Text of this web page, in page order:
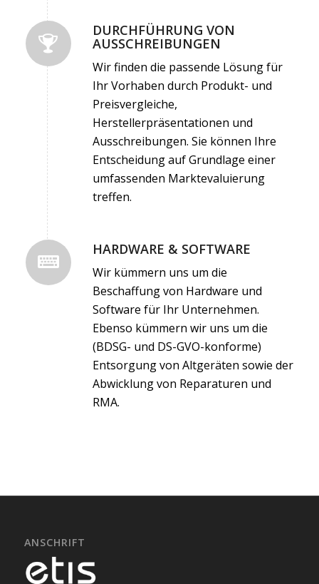
DURCHFÜHRUNG VON
AUSSCHREIBUNGEN
Wir finden die passende Lösung für
Ihr Vorhaben durch Produkt- und
Preisvergleiche,
Herstellerpräsentationen und
Ausschreibungen. Sie können Ihre
Entscheidung auf Grundlage einer
umfassenden Marktevaluierung
treffen.
HARDWARE & SOFTWARE
Wir kümmern uns um die
Beschaffung von Hardware und
Software für Ihr Unternehmen.
Ebenso kümmern wir uns um die
(BDSG- und DS-GVO-konforme)
Entsorgung von Altgeräten sowie der
Abwicklung von Reparaturen und
RMA.
ANSCHRIFT